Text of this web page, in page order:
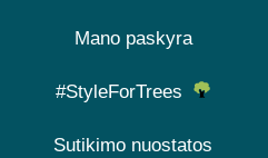
Mano paskyra
#StyleForTrees
Sutikimo nuostatos